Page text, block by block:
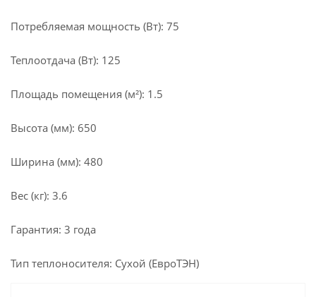
Потребляемая мощность (Вт): 75
Теплоотдача (Вт): 125
Площадь помещения (м²): 1.5
Высота (мм): 650
Ширина (мм): 480
Вес (кг): 3.6
Гарантия: 3 года
Тип теплоносителя: Сухой (ЕвроТЭН)